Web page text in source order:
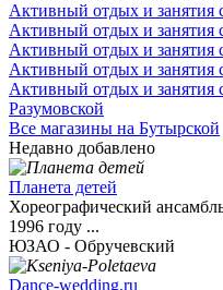
Активный отдых и занятия
Активный отдых и
Активный отдых и занятия
Активный отдых и
Активный отдых и занятия
Разумовской
Все магазины на Бутырской
Недавно добавлено
Планета детей
Хореографический
1996 году ...
ЮЗАО - Обручевский
Dance-wedding.ru